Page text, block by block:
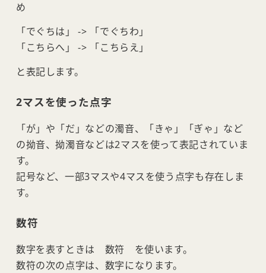
め
「でぐちは」 -> 「でぐちわ」
「こちらへ」 -> 「こちらえ」
と表記します。
2マスを使った点字
「が」や「だ」などの濁音、「きゃ」「ぎゃ」など
の拗音、拗濁音などは2マスを使って表記されていま
す。
記号など、一部3マスや4マスを使う点字も存在しま
す。
数符
数字を表すときは 数符 を使います。
数符の次の点字は、数字になります。